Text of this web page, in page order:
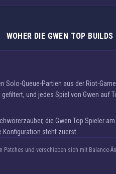
WOHER DIE GWEN TOP BUILDS
Solo-Queue-Partien aus der Riot-
und jedes Spiel von Gwen auf
die Gwen Top Spieler
steht zuerst.
und verschieben sich mit